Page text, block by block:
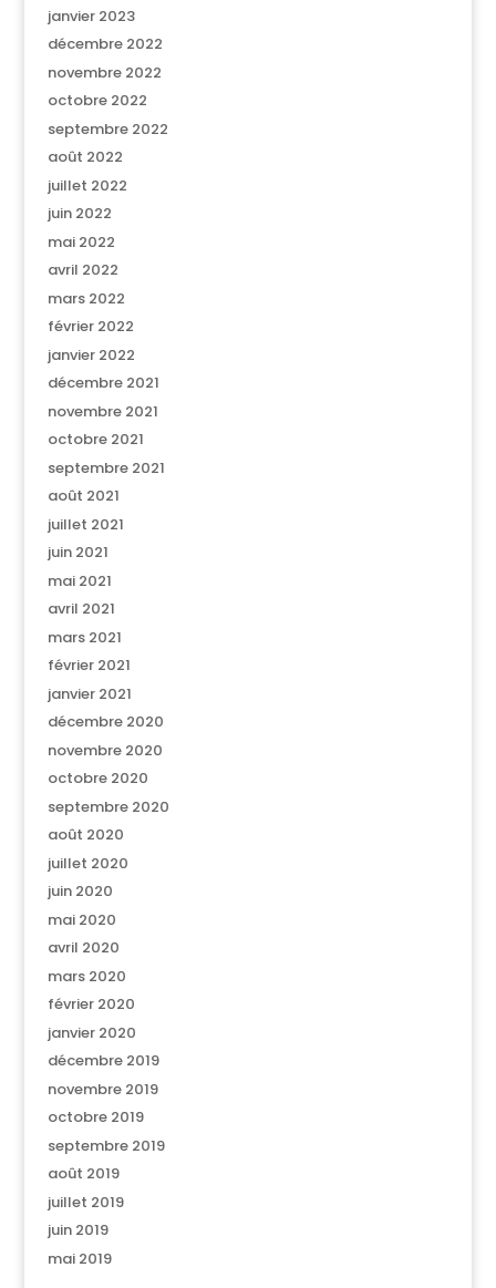
janvier 2023
décembre 2022
novembre 2022
octobre 2022
septembre 2022
août 2022
juillet 2022
juin 2022
mai 2022
avril 2022
mars 2022
février 2022
janvier 2022
décembre 2021
novembre 2021
octobre 2021
septembre 2021
août 2021
juillet 2021
juin 2021
mai 2021
avril 2021
mars 2021
février 2021
janvier 2021
décembre 2020
novembre 2020
octobre 2020
septembre 2020
août 2020
juillet 2020
juin 2020
mai 2020
avril 2020
mars 2020
février 2020
janvier 2020
décembre 2019
novembre 2019
octobre 2019
septembre 2019
août 2019
juillet 2019
juin 2019
mai 2019